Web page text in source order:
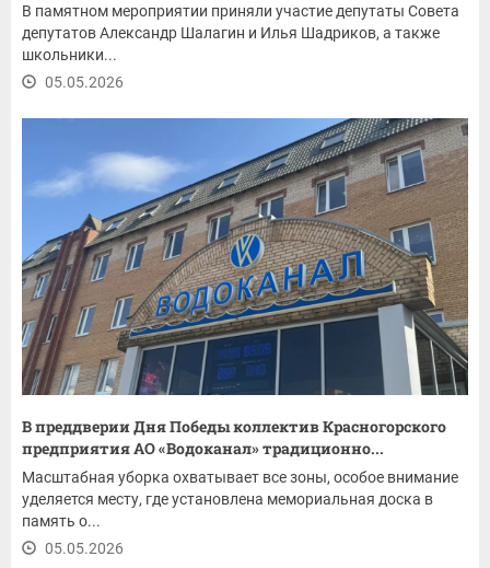
В памятном мероприятии приняли участие депутаты Совета
депутатов Александр Шалагин и Илья Шадриков, а также
школьники...
05.05.2026
В преддверии Дня Победы коллектив Красногорского
предприятия АО «Водоканал» традиционно...
Масштабная уборка охватывает все зоны, особое внимание
уделяется месту, где установлена мемориальная доска в
память о...
05.05.2026